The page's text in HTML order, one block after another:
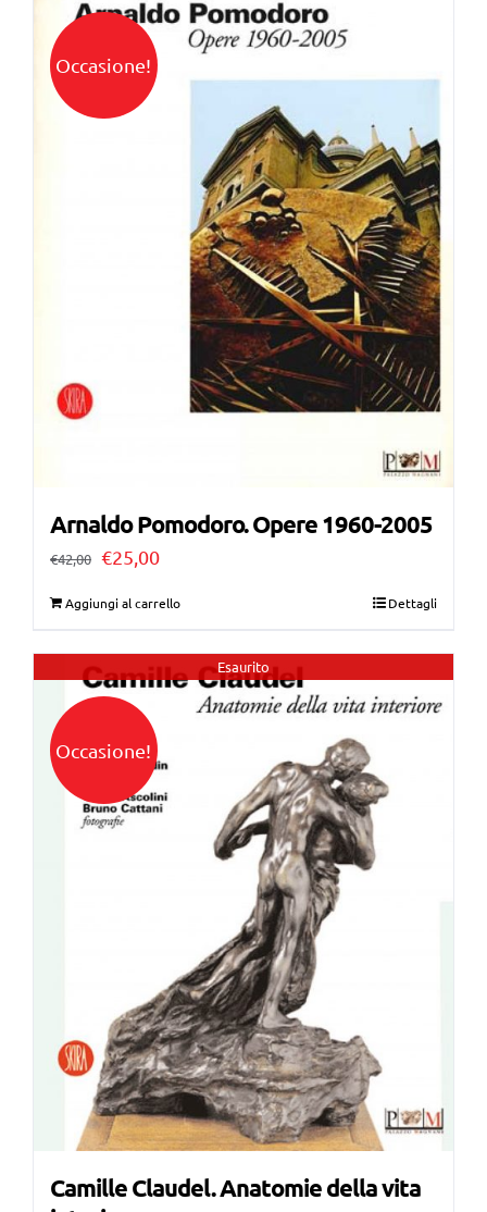
Occasione!
Arnaldo Pomodoro. Opere 1960-2005
€42,00 Il
era:
€42,00.
€25,00Il
è:
€25,00.
Aggiungi al carrello Dettagli
Esaurito
Occasione!
Camille Claudel. Anatomie della vita